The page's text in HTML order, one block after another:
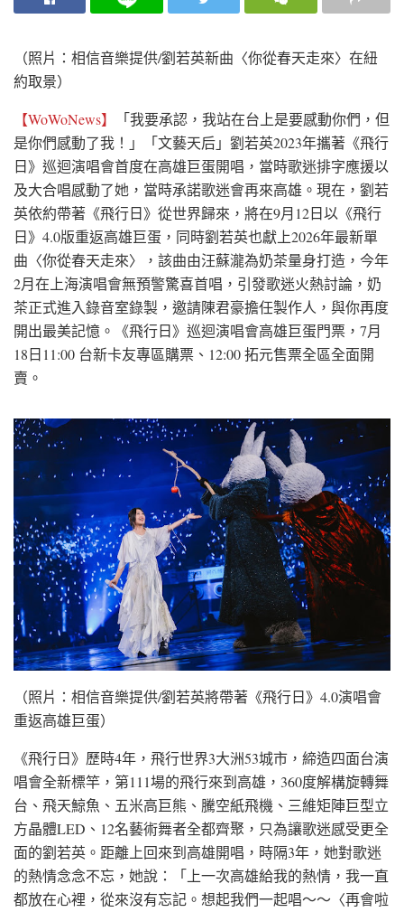
（照片：相信音樂提供/劉若英新曲〈你從春天走來〉在紐
約取景）
【WoWoNews】
「我要承認，我站在台上是要感動你們，但
是你們感動了我！」「文藝天后」劉若英2023年攜著《飛行
日》巡迴演唱會首度在高雄巨蛋開唱，當時歌迷排字應援以
及大合唱感動了她，當時承諾歌迷會再來高雄。現在，劉若
英依約帶著《飛行日》從世界歸來，將在9月12日以《飛行
日》4.0版重返高雄巨蛋，同時劉若英也獻上2026年最新單
曲〈你從春天走來〉，該曲由汪蘇瀧為奶茶量身打造，今年
2月在上海演唱會無預警驚喜首唱，引發歌迷火熱討論，奶
茶正式進入錄音室錄製，邀請陳君豪擔任製作人，與你再度
開出最美記憶。《飛行日》巡迴演唱會高雄巨蛋門票，7月
18日11:00 台新卡友專區購票、12:00 拓元售票全區全面開
賣。
（照片：相信音樂提供/劉若英將帶著《飛行日》4.0演唱會
重返高雄巨蛋）
《飛行日》歷時4年，飛行世界3大洲53城市，締造四面台演
唱會全新標竿，第111場的飛行來到高雄，360度解構旋轉舞
台、飛天鯨魚、五米高巨熊、騰空紙飛機、三維矩陣巨型立
方晶體LED、12名藝術舞者全都齊聚，只為讓歌迷感受更全
面的劉若英。距離上回來到高雄開唱，時隔3年，她對歌迷
的熱情念念不忘，她說：「上一次高雄給我的熱情，我一直
都放在心裡，從來沒有忘記。想起我們一起唱～～〈再會啦